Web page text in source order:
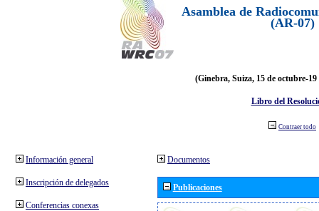
Asamblea de
(AR-07)
(Ginebra, Suiza, 15 de octubre-19
Libro del
Contraer todo
Información general
Inscripción de delegados
Conferencias conexas
Documentos
Publicaciones